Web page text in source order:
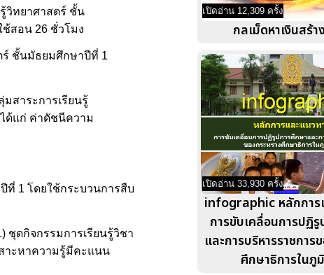
วิทยาศาสตร์ ชั้น
ช้สอน 26 ชั่วโมง
ร์ ชั้นมัธยมศึกษาปีที่ 1
สาระการเรียนรู้
ด้แก่ ค่าดัชนีความ
ที่ 1 โดยใช้กระบวนการสืบ
ชุดกิจกรรมการเรียนรู้วิชา
าะหาความรู้มีคะแนน
เปิดอ่าน 12,309 ครั้ง
กลเม็ดหาเงินสร้
เปิดอ่าน 33,930 ครั้ง
infographic หลักการ
การขับเคลื่อนการปฏิ
และการบริหารราชการ
ศึกษาธิการในภู